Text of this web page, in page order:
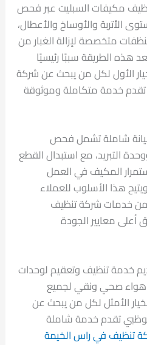
مكيفات السبليت عبر فحص
الأتربة والأوساخ والأعطال،
متخصصة لإزالة الغبار من
هذه الطريقة سببًا رئيسيًا
الأول لكل من يبحث عن شركة
خدمة متكاملة وموثوقة
شاملة تشمل فحص
التبريد، مع استبدال القطع
المكيف في العمل
هذا الأسلوب للعملاء
من خدمات شركة تنظيف
معايير الجودة
خدمة تنظيف وتعقيم لوحدات
هواء صحي ونقي لجميع
الأمثل لكل من يبحث عن
تقدم خدمة شاملة
تنظيف في راس الخيمة